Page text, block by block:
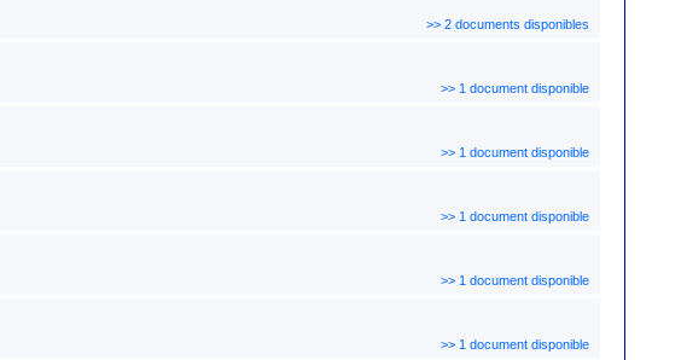
>> 2 documents disponibles
>> 1 document disponible
>> 1 document disponible
>> 1 document disponible
>> 1 document disponible
>> 1 document disponible